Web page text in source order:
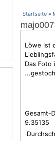
Startseite »
majo007
Löwe ist
Das
Gesamt-
9.35135